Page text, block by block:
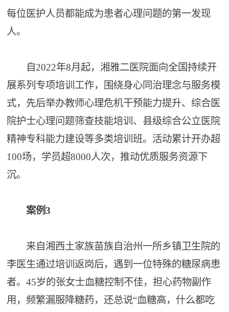
每位医护人员都能成为患者心理问题的第一发现
人。
自2022年8月起，湘雅二医院面向全国持续开
展系列专项培训工作，围绕身心同治理念与服务模
式，先后举办教师心理危机干预能力提升、综合医
院护士心理问题筛查技能培训、县级综合公立医院
精神专科能力建设等多类培训班。活动累计开办超
100场，学员超8000人次，推动优质服务资源下
沉。
案例3
来自湘西土家族苗族自治州一所乡镇卫生院的
李医生通过培训返岗后，遇到一位特殊的糖尿病患
者。45岁的张女士血糖控制不佳，担心药物副作
用，频繁漏服降糖药，还总说“血糖高，什么都吃